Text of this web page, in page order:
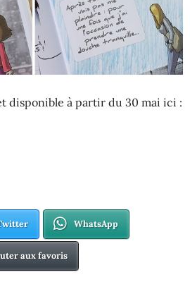
disponible à partir du 30 mai ici :
WhatsApp
aux favoris